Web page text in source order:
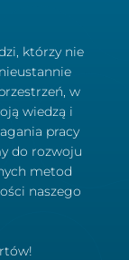
którzy nie
w
wiedzą i
pracy
do rozwoju
metod
naszego